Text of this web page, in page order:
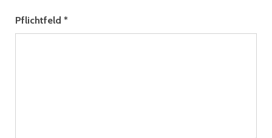
Pflichtfeld *